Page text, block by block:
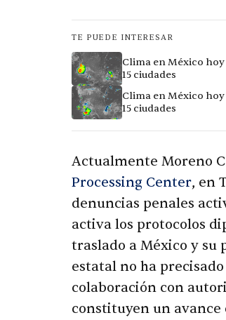
TE PUEDE INTERESAR
Clima en México
15 ciudades
Clima en México
15 ciudades
Actualmente Moreno
Processing Center, en
denuncias penales
activa los protocolos
traslado a México y su
estatal no ha
colaboración con
constituyen un